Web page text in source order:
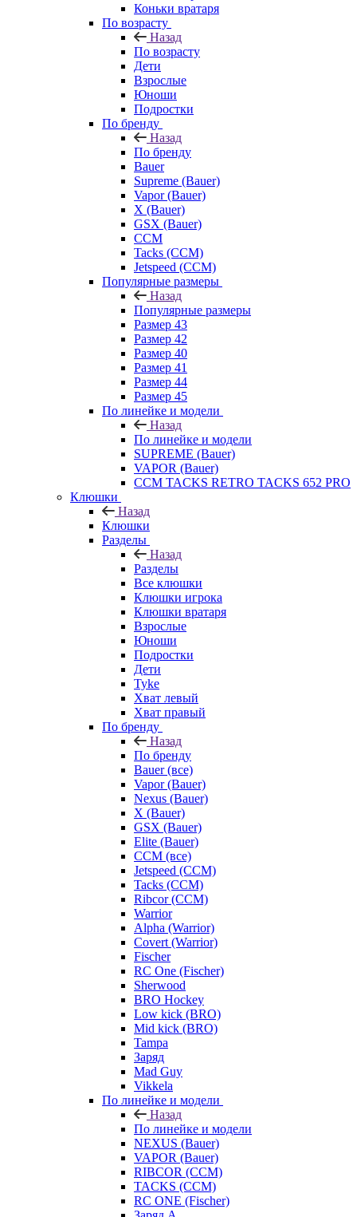
Коньки вратаря
По возрасту
Назад
По возрасту
Дети
Взрослые
Юноши
Подростки
По бренду
Назад
По бренду
Bauer
Supreme (Bauer)
Vapor (Bauer)
X (Bauer)
GSX (Bauer)
CCM
Tacks (CCM)
Jetspeed (CCM)
Популярные размеры
Назад
Популярные размеры
Размер 43
Размер 42
Размер 40
Размер 41
Размер 44
Размер 45
По линейке и модели
Назад
По линейке и модели
SUPREME (Bauer)
VAPOR (Bauer)
CCM TACKS RETRO TACKS 652 PRO
Клюшки
Назад
Клюшки
Разделы
Назад
Разделы
Все клюшки
Клюшки игрока
Клюшки вратаря
Взрослые
Юноши
Подростки
Дети
Tyke
Хват левый
Хват правый
По бренду
Назад
По бренду
Bauer (все)
Vapor (Bauer)
Nexus (Bauer)
X (Bauer)
GSX (Bauer)
Elite (Bauer)
CCM (все)
Jetspeed (CCM)
Tacks (CCM)
Ribcor (CCM)
Warrior
Alpha (Warrior)
Covert (Warrior)
Fischer
RC One (Fischer)
Sherwood
BRO Hockey
Low kick (BRO)
Mid kick (BRO)
Tampa
Заряд
Mad Guy
Vikkela
По линейке и модели
Назад
По линейке и модели
NEXUS (Bauer)
VAPOR (Bauer)
RIBCOR (CCM)
TACKS (CCM)
RC ONE (Fischer)